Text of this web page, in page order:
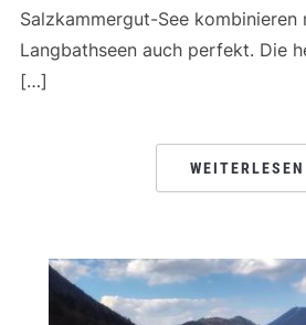
Salzkammergut-See kombinieren
Langbathseen auch perfekt. Die
[…]
WEITERLESEN